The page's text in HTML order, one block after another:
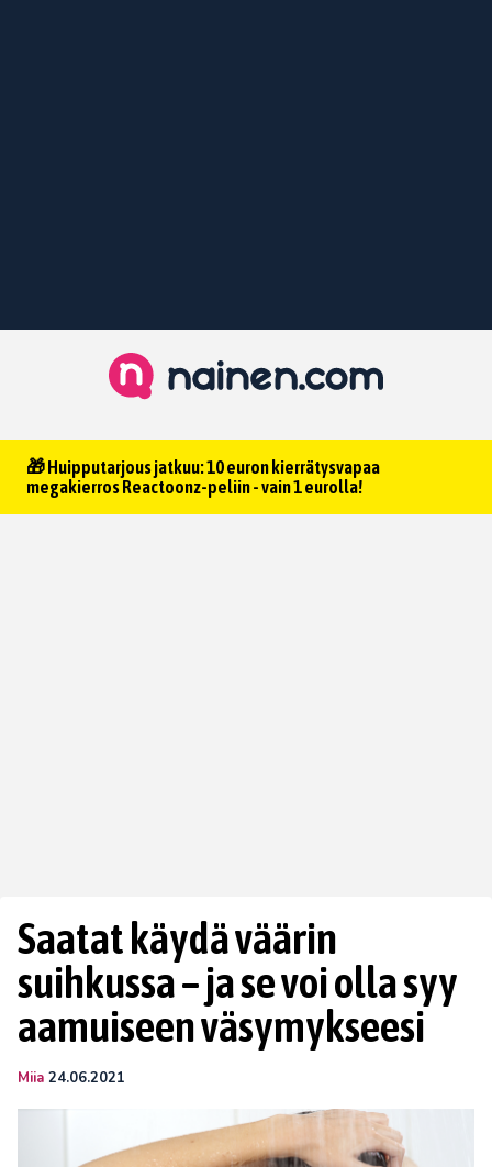
🎁 Huipputarjous jatkuu: 10 euron kierrätysvapaa
megakierros Reactoonz-peliin - vain 1 eurolla!
Saatat käydä väärin
suihkussa – ja se voi olla syy
aamuiseen väsymykseesi
Miia 24.06.2021